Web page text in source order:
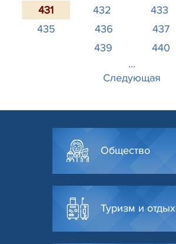
431
432 433
435
436 437
439
440
...
Следующая
Общество
Туризм и отдых